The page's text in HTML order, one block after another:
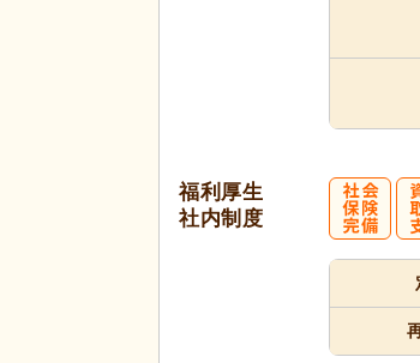
福利厚生
社内制度